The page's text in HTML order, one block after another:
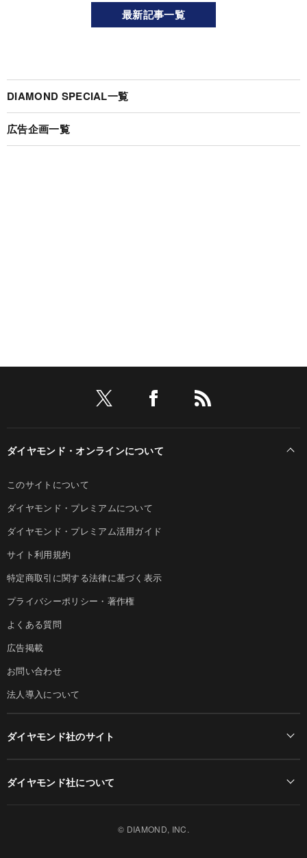
最新記事一覧
DIAMOND SPECIAL一覧
広告企画一覧
ダイヤモンド・オンラインについて
このサイトについて
ダイヤモンド・プレミアムについて
ダイヤモンド・プレミアム活用ガイド
サイト利用規約
特定商取引に関する法律に基づく表示
プライバシーポリシー・著作権
よくある質問
広告掲載
お問い合わせ
法人導入について
ダイヤモンド社のサイト
ダイヤモンド社について
© DIAMOND, INC.